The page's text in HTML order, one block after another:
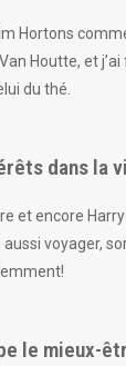
Hortons
Houtte, et
du thé.
dans la
et encore
aussi voyager,
le mieux-